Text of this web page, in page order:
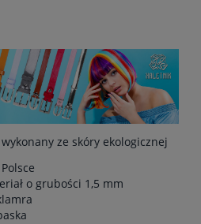
ze skóry ekologicznej
o grubości 1,5 mm